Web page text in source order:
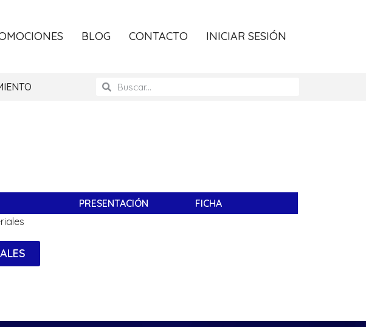
BLOG CONTACTO INICIAR SESIÓN
PRESENTACIÓN
FICHA